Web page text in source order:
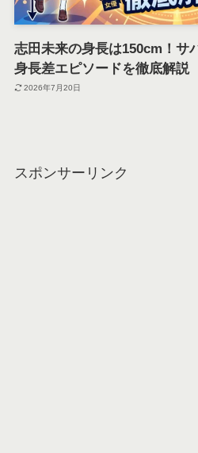
志田未来の身長は150cm！サ
身長差エピソードを徹底解説
2026年7月20日
スポンサーリンク